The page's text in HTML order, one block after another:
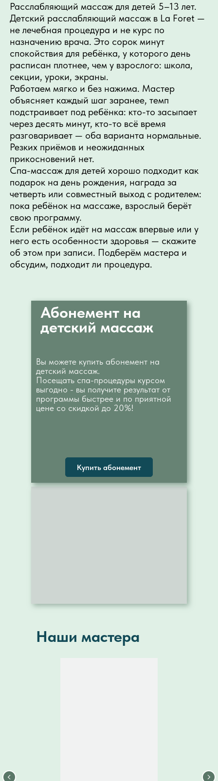
Расслабляющий массаж для детей 5–13 лет.
Детский расслабляющий массаж в La Foret —
не лечебная процедура и не курс по
назначению врача. Это сорок минут
спокойствия для ребёнка, у которого день
расписан плотнее, чем у взрослого: школа,
секции, уроки, экраны.
Работаем мягко и без нажима. Мастер
объясняет каждый шаг заранее, темп
подстраивает под ребёнка: кто-то засыпает
через десять минут, кто-то всё время
разговаривает — оба варианта нормальные.
Резких приёмов и неожиданных
прикосновений нет.
Спа-массаж для детей хорошо подходит как
подарок на день рождения, награда за
четверть или совместный выход с родителем:
пока ребёнок на массаже, взрослый берёт
свою программу.
Если ребёнок идёт на массаж впервые или у
него есть особенности здоровья — скажите
об этом при записи. Подберём мастера и
обсудим, подходит ли процедура.
Абонемент на
детский массаж
Вы можете купить абонемент на
детский массаж.
Посещать спа-процедуры курсом
выгодно - вы получите результат от
программы быстрее и по приятной
цене со скидкой до 20%!
Купить абонемент
Наши мастера